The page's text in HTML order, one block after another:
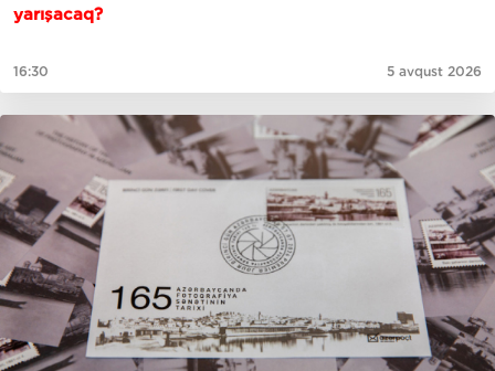
yarışacaq?
16:30 5 avqust 2026